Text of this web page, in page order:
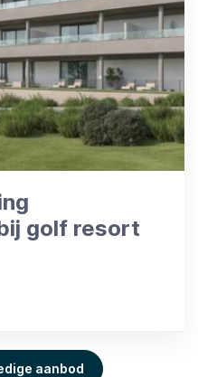
golf resort
aanbod